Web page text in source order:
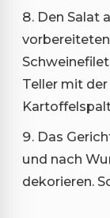
Den Salat
Teller mit
Das
und nach
dekorieren.